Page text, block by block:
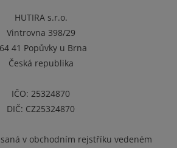
HUTIRA s.r.o.
Vintrovna 398/29
41 Popůvky u Brna
Česká republika
IČO: 25324870
DIČ: CZ25324870
v obchodním rejstříku vedeném